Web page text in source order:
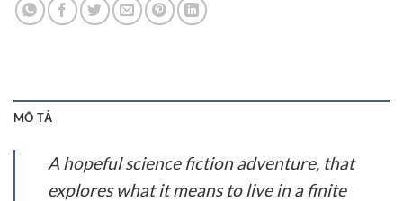
MÔ TẢ
A hopeful science fiction adventure, that
explores what it means to live in a finite